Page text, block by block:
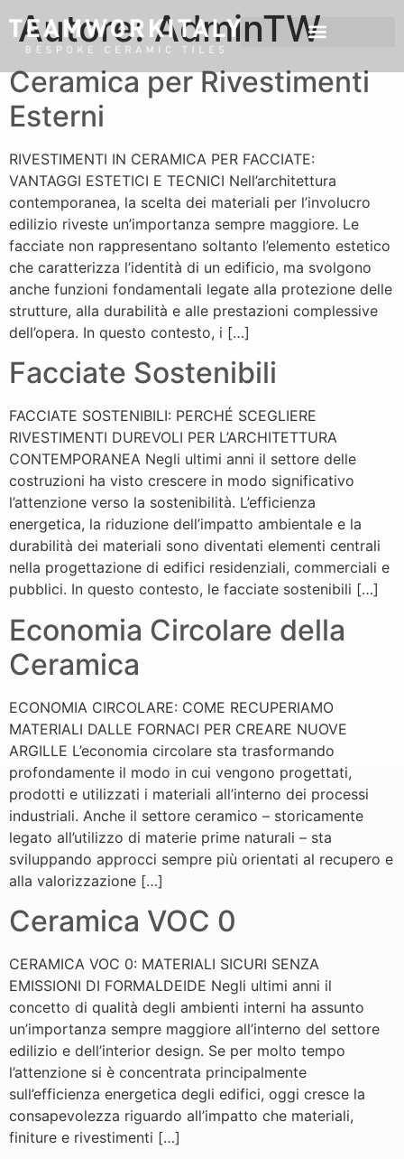
Autore:AdminTW
Ceramica per Rivestimenti
Esterni
RIVESTIMENTI IN CERAMICA PER FACCIATE:
VANTAGGI ESTETICI E TECNICI Nell’architettura
contemporanea, la scelta dei materiali per l’involucro
edilizio riveste un’importanza sempre maggiore. Le
facciate non rappresentano soltanto l’elemento estetico
che caratterizza l’identità di un edificio, ma svolgono
anche funzioni fondamentali legate alla protezione delle
strutture, alla durabilità e alle prestazioni complessive
dell’opera. In questo contesto, i […]
Facciate Sostenibili
FACCIATE SOSTENIBILI: PERCHÉ SCEGLIERE
RIVESTIMENTI DUREVOLI PER L’ARCHITETTURA
CONTEMPORANEA Negli ultimi anni il settore delle
costruzioni ha visto crescere in modo significativo
l’attenzione verso la sostenibilità. L’efficienza
energetica, la riduzione dell’impatto ambientale e la
durabilità dei materiali sono diventati elementi centrali
nella progettazione di edifici residenziali, commerciali e
pubblici. In questo contesto, le facciate sostenibili […]
Economia Circolare della
Ceramica
ECONOMIA CIRCOLARE: COME RECUPERIAMO
MATERIALI DALLE FORNACI PER CREARE NUOVE
ARGILLE L’economia circolare sta trasformando
profondamente il modo in cui vengono progettati,
prodotti e utilizzati i materiali all’interno dei processi
industriali. Anche il settore ceramico – storicamente
legato all’utilizzo di materie prime naturali – sta
sviluppando approcci sempre più orientati al recupero e
alla valorizzazione […]
Ceramica VOC 0
CERAMICA VOC 0: MATERIALI SICURI SENZA
EMISSIONI DI FORMALDEIDE Negli ultimi anni il
concetto di qualità degli ambienti interni ha assunto
un’importanza sempre maggiore all’interno del settore
edilizio e dell’interior design. Se per molto tempo
l’attenzione si è concentrata principalmente
sull’efficienza energetica degli edifici, oggi cresce la
consapevolezza riguardo all’impatto che materiali,
finiture e rivestimenti […]